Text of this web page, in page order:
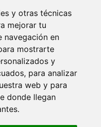
y otras técnicas
mejorar tu
navegación en
mostrarte
y
para analizar
web y para
donde llegan
farmaco.es